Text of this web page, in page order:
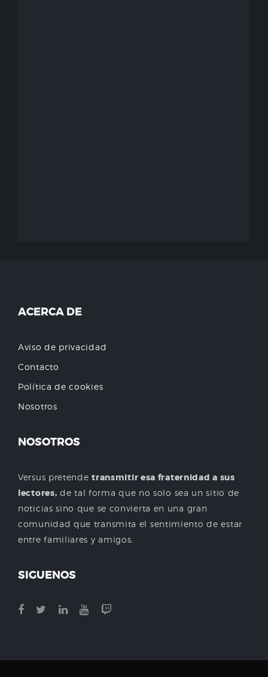
ACERCA DE
Aviso de privacidad
Contacto
Política de cookies
Nosotros
NOSOTROS
Versus pretendetransmitir esa fraternidad a sus
lectores, de tal forma que no solo sea un sitio de
noticias sino que se convierta en una gran
comunidad que transmita el sentimiento de estar
entre familiares y amigos.
SIGUENOS